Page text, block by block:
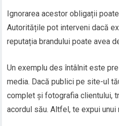
Ignorarea acestor obligații
Autoritățile pot interveni dacă
reputația brandului poate avea
Un exemplu des întâlnit este
media. Dacă publici pe site-ul
complet și fotografia clientului,
acordul său. Altfel, te expui unui